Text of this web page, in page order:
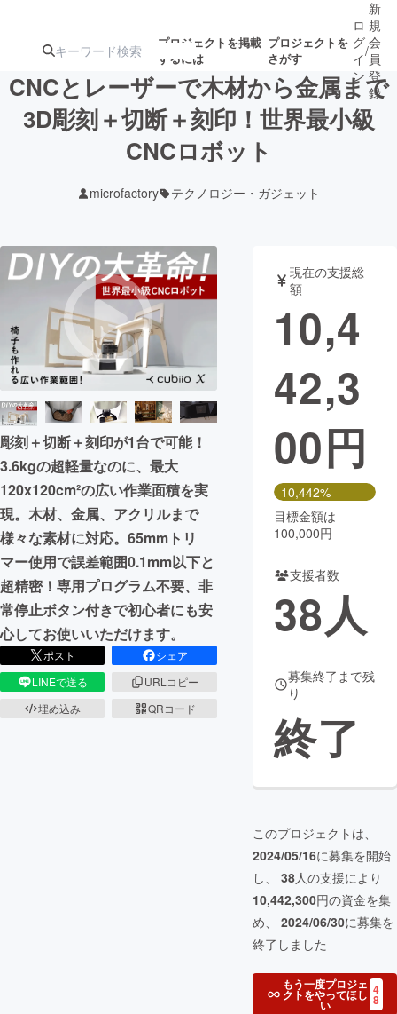
プロジェクトを掲載
するには
プロジェクトを
さがす
注目の新着プロ募集終了が近いプ
テクノロジー・ガジェット
映像・映画 書籍・雑誌
ビジネス・起業 チャレンジ
まちづくり・地域活性化
CAMPFIRE for Social Good
CAMPFIRE Creation
CAMPFIREふるさと納税
コミュニティ
ロ
グ
イ
ン
/
新
規
会
員
登
録
CNCとレーザーで木材から金属まで
3D彫刻＋切断＋刻印！世界最小級
CNCロボット
microfactory テクノロジー・ガジェット
彫刻＋切断＋刻印が1台で可能！
3.6kgの超軽量なのに、最大
120x120cm²の広い作業面積を実
現。木材、金属、アクリルまで
様々な素材に対応。65mmトリ
マー使用で誤差範囲0.1mm以下と
超精密！専用プログラム不要、非
常停止ボタン付きで初心者にも安
心してお使いいただけます。
ポスト
シェア
LINEで送る
URLコピー
埋め込み
QRコード
現在の支援総
額
10,4
42,3
00円
10,442%
目標金額は
100,000円
支援者数
38人
募集終了まで残
り
終了
このプロジェクトは、
2024/05/16に募集を開始
し、 38人の支援により
10,442,300円の資金を集
め、 2024/06/30に募集を
終了しました
もう一度プロジェ
クトをやってほし
い
4
8